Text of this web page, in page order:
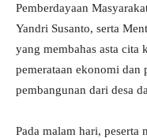
Pemberdayaan
Yandri Susanto, serta
yang membahas asta cita
pemerataan ekonomi dan
pembangunan dari desa
Pada malam hari, peserta